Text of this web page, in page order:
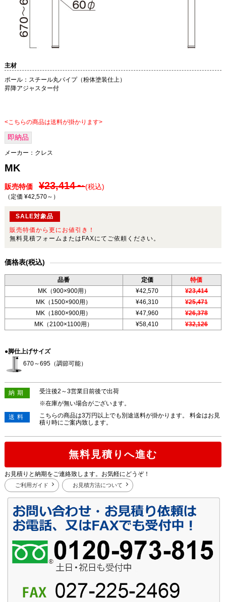
主材
ポール：スチール丸パイプ（粉体塗装仕上）
昇降アジャスター付
<こちらの商品は送料が掛かります>
即納品
メーカー： クレス
MK
販売特価 ¥23,414～(税込)
（定価 ¥42,570～ ）
SALE対象品
販売特価から更にお値引き！
無料見積フォームまたはFAXにてご依頼ください。
価格表(税込)
品番 定価
特価
MK（900×900用）
¥42,570
¥23,414
MK（1500×900用）
¥46,310
¥25,471
MK（1800×900用）
¥47,960
¥26,378
MK（2100×1100用）
¥58,410 ¥32,126
●脚仕上げサイズ
670～695（調節可能）
納期
受注後2～3営業日前後で出荷
※在庫が無い場合がございます。
送料
こちらの商品は3万円以上でも別途送料が掛かります。 料金はお見
積り時にご案内致します。
無料見積りへ進む
お見積りと納期をご連絡致します。お気軽にどうぞ！
ご利用ガイド お見積方法について